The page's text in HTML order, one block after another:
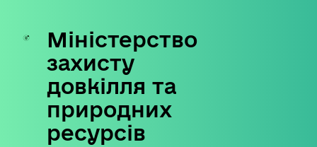
Skip
content
Міністерство
захисту
довкілля та
природних
ресурсів